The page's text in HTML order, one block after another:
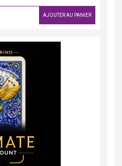
AJOUTER AU PANIER